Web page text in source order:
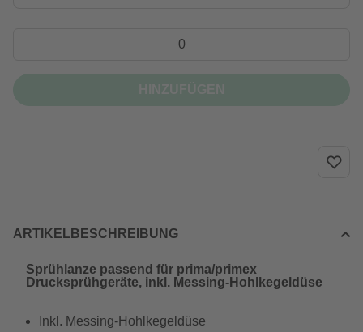
ARTIKELBESCHREIBUNG
Sprühlanze passend für prima/primex
Drucksprühgeräte, inkl. Messing-Hohlkegeldüse
Inkl. Messing-Hohlkegeldüse